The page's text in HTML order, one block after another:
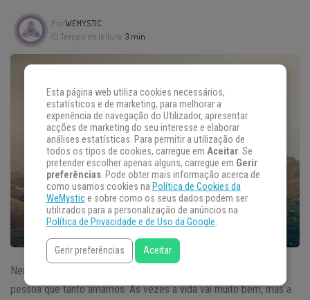
PorWEMYSTIC
Tempo de leitura: 3 min
Nem sempre conseguimos sustentar uma relação com aquela
pessoa que tanto amamos. Às vezes a vida vai muito bem, mas a
Esta página web utiliza cookies necessários,
estatísticos e de marketing, para melhorar a
experiência de navegação do Utilizador, apresentar
acções de marketing do seu interesse e elaborar
análises estatísticas. Para permitir a utilização de
todos os tipos de cookies, carregue em Aceitar. Se
pretender escolher apenas alguns, carregue em Gerir
preferências. Pode obter mais informação acerca de
como usamos cookies na Política de Cookies da
WeMystice sobre como os seus dados podem ser
utilizados para a personalização de anúncios na
Política de Privacidade e de Uso da Google.
Gerir preferências Aceitar